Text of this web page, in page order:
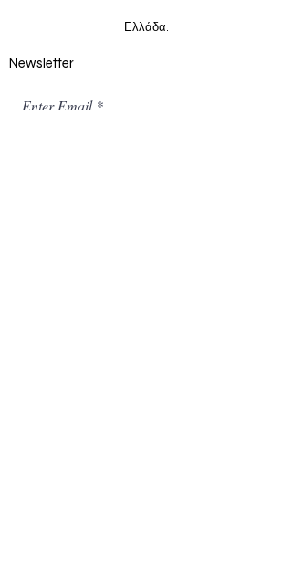
Ελλάδα.
Newsletter
Enter Email